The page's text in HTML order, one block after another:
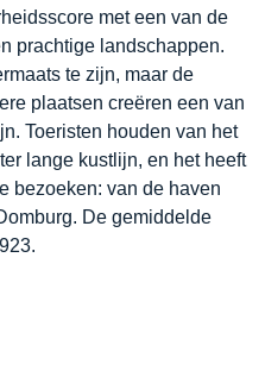
met een van de
prachtige landschappen.
te zijn, maar de
plaatsen creëren een van
Toeristen houden van het
lange kustlijn, en het heeft
bezoeken: van de haven
De gemiddelde